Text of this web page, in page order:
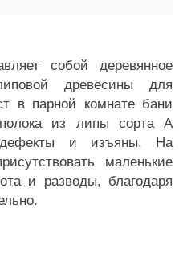
собой деревянное
древесины для
в парной комнате бани
из липы сорта А
дефекты и изъяны. На
маленькие
и разводы, благодаря